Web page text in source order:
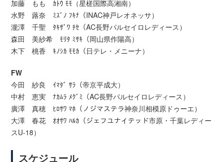
加藤 もも ｶﾄｳ ﾓﾓ（星槎国際高湘南）
水野 蕗奈 ﾐｽﾞﾉ ﾌｷﾅ（INAC神戸レオネッサ）
瀧澤 千聖 ﾀｷｻﾞﾜ ﾁｾ（AC長野パルセイロレディース）
森田 美紗希 ﾓﾘﾀ ﾐｻｷ（岡山県作陽高）
木下 桃香 ｷﾉｼｶ ﾓﾓｶ（日テレ・メニーナ）
FW
今田 紗良 ｲﾏﾀﾞ ｻﾗ（帝京平成大）
中村 恵実 ﾅｶﾑﾗ ﾒｸﾞﾐ（AC長野パルセイロレディース）
廣澤 真穂 ﾋﾛｻﾜ ﾏﾎ（ノジマステラ神奈川相模原ドゥーエ）
大澤 春花 ｵｵｻﾜ ﾊﾙｶ（ジェフユナイテッド市原・千葉レディー
スU-18）
スケジュール